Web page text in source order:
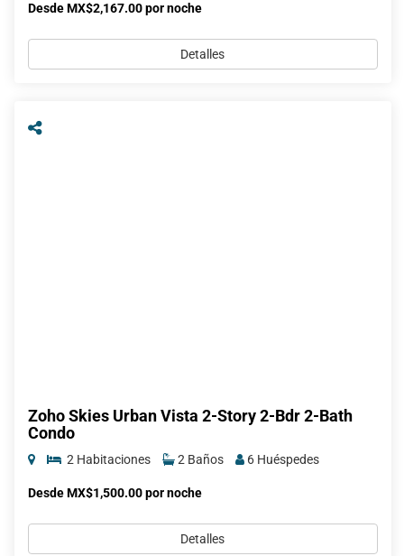
Desde MX$2,167.00 por noche
Detalles
Zoho Skies Urban Vista 2-Story 2-Bdr 2-Bath
Condo
2 Habitaciones 2 Baños 6 Huéspedes
Desde MX$1,500.00 por noche
Detalles